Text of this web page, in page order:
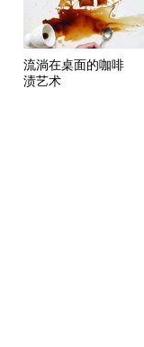
流淌在桌面的咖啡
渍艺术